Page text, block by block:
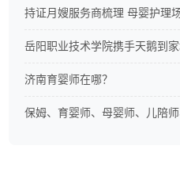
持证月嫂服务商梳理 母婴护理
岳阳职业技术学院携手天鹅到
济南育婴师在哪？
保姆、育婴师、母婴师、儿陪